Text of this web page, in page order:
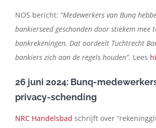
NOS bericht: “Medewerkers van Bunq
bankierseed geschonden door stiekem mee
bankrekeningen. Dat oordeelt Tuchtrecht
bankiers zich aan de regels houden”. Lees
26 juni 2024: Bunq-
privacy-schending
NRC Handelsbad schrijft over